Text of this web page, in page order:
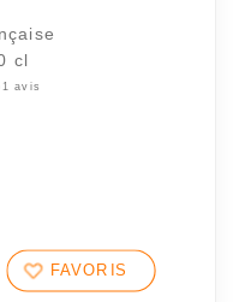
cl
FAVORIS